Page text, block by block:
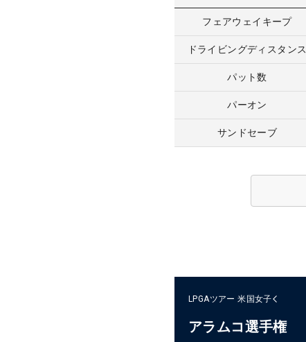
フェアウェイキープ
ドライビングディスタンス
パット数
パーオン
サンドセーブ
LPGAツアー 米国女子
アラムコ選手権